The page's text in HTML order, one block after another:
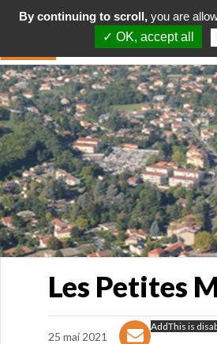
Les Petites
25 mai 2021
AddThis is
By continuing to scroll, you are
✓ OK, accept all